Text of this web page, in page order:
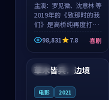
主演： 罗见微、沈意林 等
2019年的《致那时的我
们》是高桥纯再度打磨
的喜剧佳作。中国大陆
的取景与都市寓言的氛
围相互成就，罗见微与
沈意林的对手戏自然克
制，让整部影片在悬
98,831 7.8 喜剧
泰国 独播
草木皆兵：边境
电影 2021